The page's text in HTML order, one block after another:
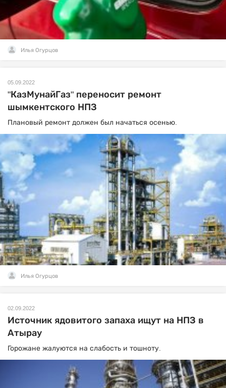
Илья Огурцов
05.09.2022
"КазМунайГаз" переносит ремонт
шымкентского НПЗ
Плановый ремонт должен был начаться осенью.
Илья Огурцов
02.09.2022
Источник ядовитого запаха ищут на НПЗ в
Атырау
Горожане жалуются на слабость и тошноту.